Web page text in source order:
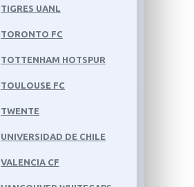
TIGRES UANL
TORONTO FC
TOTTENHAM HOTSPUR
TOULOUSE FC
TWENTE
UNIVERSIDAD DE CHILE
VALENCIA CF